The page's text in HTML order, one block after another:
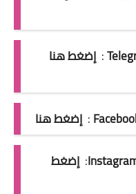
: إضغط هنا
: إضغط هنا
: إضغط